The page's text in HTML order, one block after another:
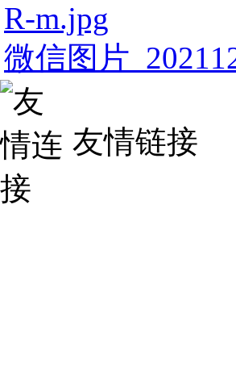
R-m.jpg
微信图片
友情链接